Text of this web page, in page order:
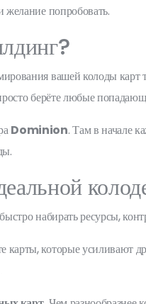
попробовать.
вашей колоды карт
берёте любые
Dominion. Там в начале
набирать ресурсы,
которые усиливают